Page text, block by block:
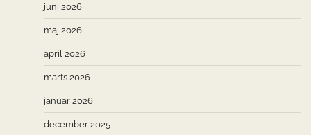
juni 2026
maj 2026
april 2026
marts 2026
januar 2026
december 2025